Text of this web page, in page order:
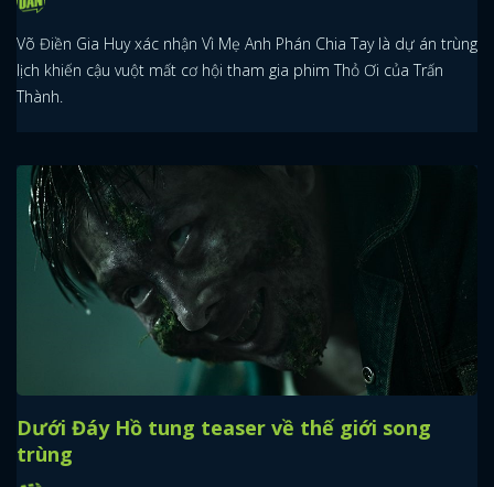
Võ Điền Gia Huy xác nhận Vì Mẹ Anh Phán Chia Tay là dự án trùng
lịch khiến cậu vuột mất cơ hội tham gia phim Thỏ Ơi của Trấn
Thành.
Dưới Đáy Hồ tung teaser về thế giới song
trùng